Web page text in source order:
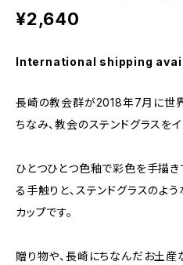
¥2,640
International shipping
長崎の教会群が2018年7月に世
ちなみ、教会のステンドグラスを
ひとつひとつ色釉で彩色を手描き
る手触りと、ステンドグラスのよ
カップです。
贈り物や、長崎にちなんだお土